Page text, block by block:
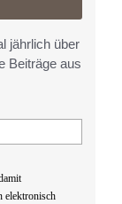
jährlich über
Beiträge aus
elektronisch